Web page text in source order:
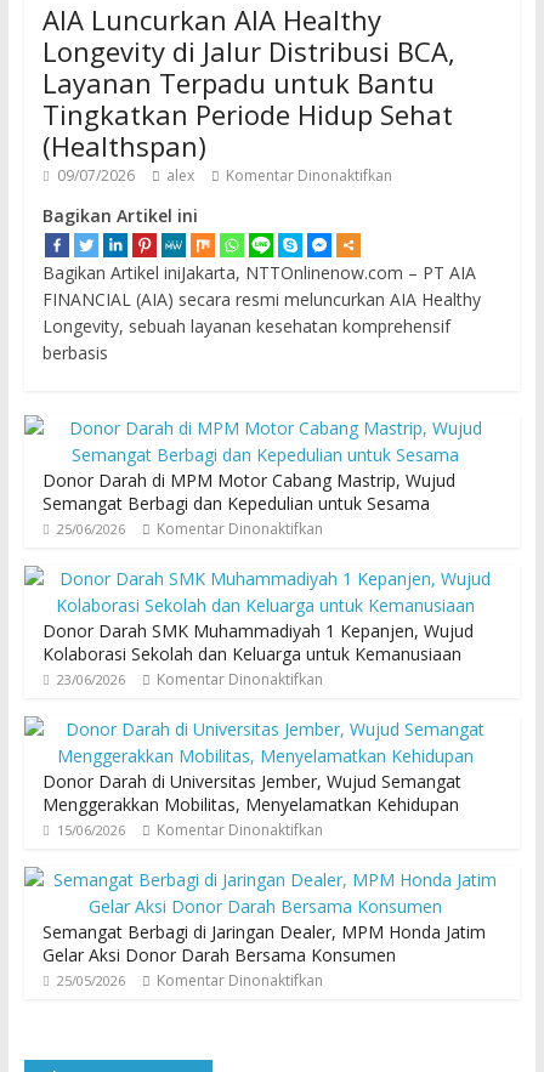
AIA Luncurkan AIA Healthy
Longevity di Jalur Distribusi BCA,
Layanan Terpadu untuk Bantu
Tingkatkan Periode Hidup Sehat
(Healthspan)
09/07/2026 alex Komentar Dinonaktifkan
Bagikan Artikel ini
Bagikan Artikel iniJakarta, NTTOnlinenow.com – PT AIA
FINANCIAL (AIA) secara resmi meluncurkan AIA Healthy
Longevity, sebuah layanan kesehatan komprehensif
berbasis
Donor Darah di MPM Motor Cabang Mastrip, Wujud
Semangat Berbagi dan Kepedulian untuk Sesama
25/06/2026 Komentar Dinonaktifkan
Donor Darah SMK Muhammadiyah 1 Kepanjen, Wujud
Kolaborasi Sekolah dan Keluarga untuk Kemanusiaan
23/06/2026 Komentar Dinonaktifkan
Donor Darah di Universitas Jember, Wujud Semangat
Menggerakkan Mobilitas, Menyelamatkan Kehidupan
15/06/2026 Komentar Dinonaktifkan
Semangat Berbagi di Jaringan Dealer, MPM Honda Jatim
Gelar Aksi Donor Darah Bersama Konsumen
25/05/2026 Komentar Dinonaktifkan